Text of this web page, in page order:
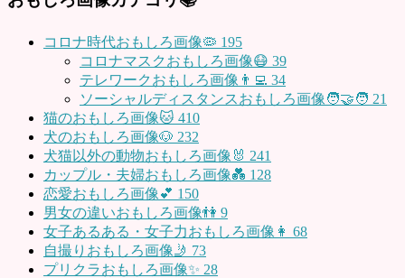
コロナ時代おもしろ画像🦠 195
コロナマスクおもしろ画像😷 39
テレワークおもしろ画像👨‍💻 34
ソーシャルディスタンスおもしろ画像🧑‍🤝‍🧑 21
猫のおもしろ画像🐱 410
犬のおもしろ画像🐶 232
犬猫以外の動物おもしろ画像🐰 241
カップル・夫婦おもしろ画像💑 128
恋愛おもしろ画像💕 150
男女の違いおもしろ画像👫 9
女子あるある・女子力おもしろ画像👩 68
自撮りおもしろ画像🤳 73
プリクラおもしろ画像✨ 28